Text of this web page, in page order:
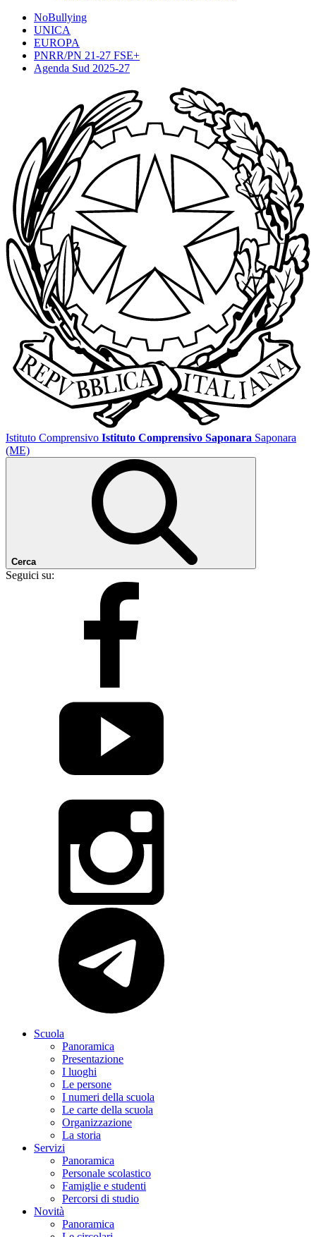
NoBullying
UNICA
EUROPA
PNRR/PN 21-27 FSE+
Agenda Sud 2025-27
Istituto Comprensivo Istituto Comprensivo Saponara Saponara
(ME)
Cerca
Seguici su:
Scuola
Panoramica
Presentazione
I luoghi
Le persone
I numeri della scuola
Le carte della scuola
Organizzazione
La storia
Servizi
Panoramica
Personale scolastico
Famiglie e studenti
Percorsi di studio
Novità
Panoramica